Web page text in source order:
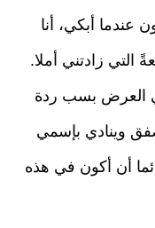
عندما أبكي، أنا
التي زادتني أملا.
العرض بسب ردة
وينادي بإسمي
أن أكون في هذه